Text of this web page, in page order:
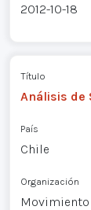
2012-10-18
Título
Análisis de
País
Chile
Organización
Movimiento